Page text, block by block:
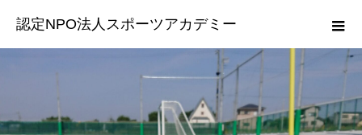
認定NPO法人スポーツアカデミー